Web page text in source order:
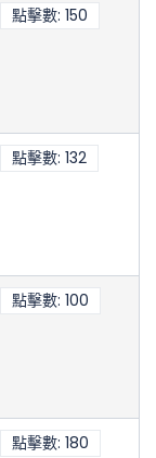
點擊數: 150
點擊數: 132
點擊數: 100
點擊數: 180